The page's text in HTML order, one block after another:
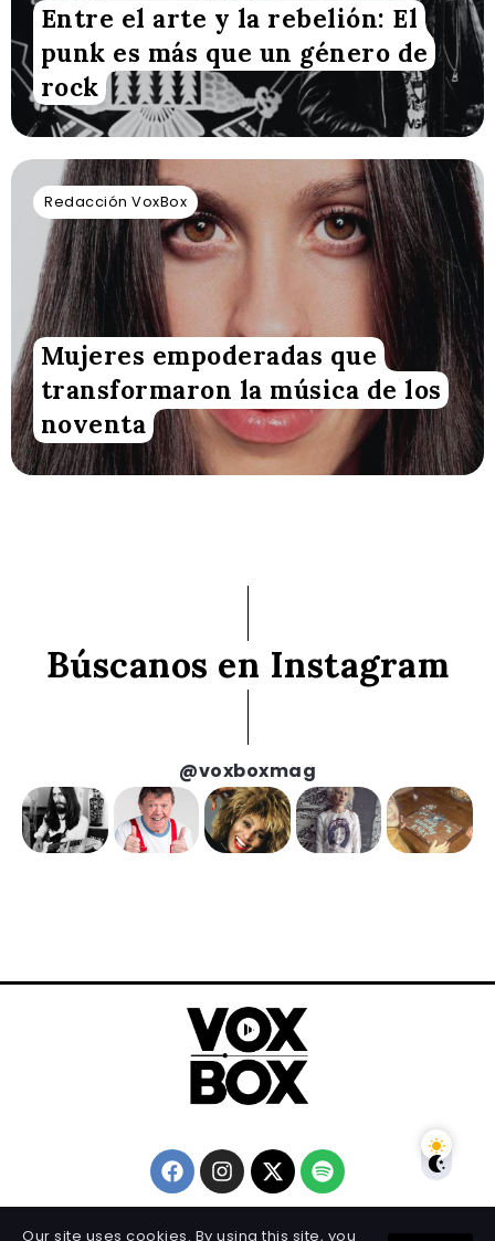
Entre el arte y la rebelión: El
punk es más que un género de
rock
Redacción VoxBox
Mujeres empoderadas que
transformaron la música de los
noventa
Búscanos en Instagram
@voxboxmag
Our site uses cookies. By using this site, you